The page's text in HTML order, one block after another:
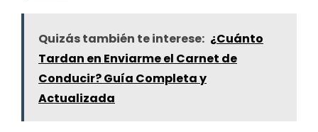
Quizás también te interese: ¿Cuánto
Tardan en Enviarme el Carnet de
Conducir? Guía Completa y
Actualizada